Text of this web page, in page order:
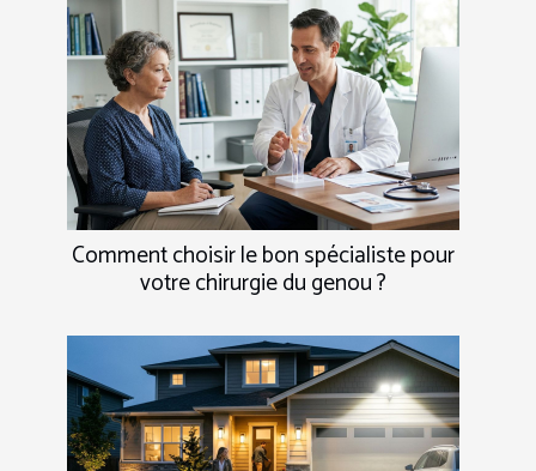
Comment choisir le bon spécialiste pour
votre chirurgie du genou ?